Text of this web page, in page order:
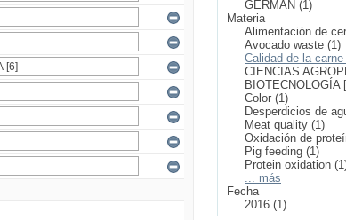
GERMAN (1)
Materia
Alimentación de
Avocado waste (1)
Calidad de la carne
CIENCIAS
BIOTECNOLOGÍA
Color (1)
Desperdicios de
Meat quality (1)
Oxidación de
Pig feeding (1)
Protein oxidation
... más
Fecha
2016 (1)